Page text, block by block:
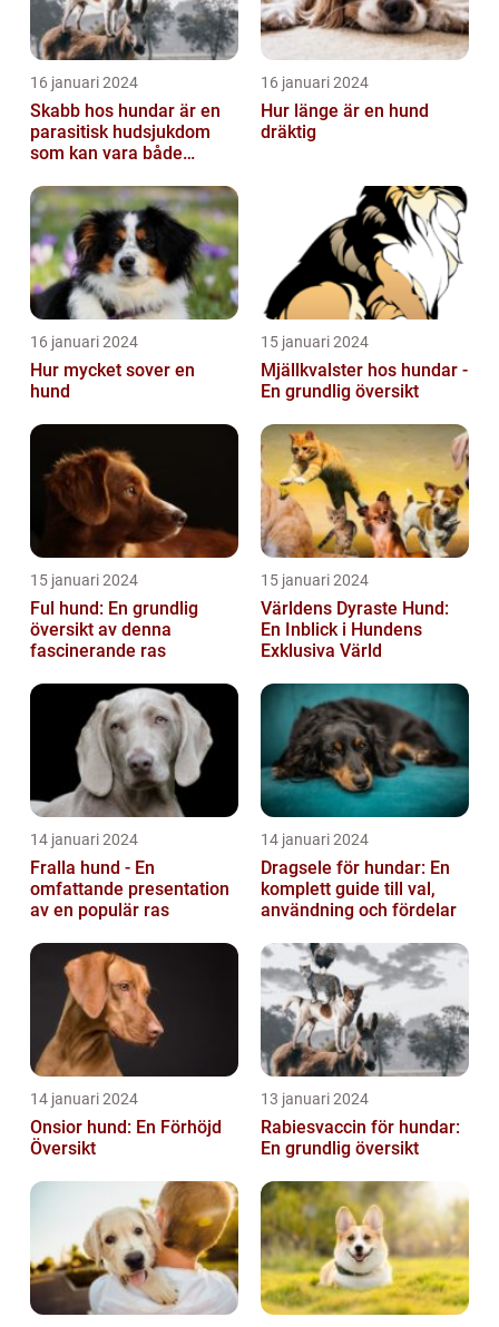
16 januari 2024
Skabb hos hundar är en
parasitisk hudsjukdom
som kan vara både
för våra fy...
16 januari 2024
Hur länge är en hund
dräktig
16 januari 2024
Hur mycket sover en
hund
15 januari 2024
Mjällkvalster hos hundar -
En grundlig översikt
15 januari 2024
Ful hund: En grundlig
översikt av denna
fascinerande ras
15 januari 2024
Världens Dyraste Hund:
En Inblick i Hundens
Exklusiva Värld
14 januari 2024
Fralla hund - En
omfattande presentation
av en populär ras
14 januari 2024
Dragsele för hundar: En
komplett guide till val,
användning och fördelar
14 januari 2024
Onsior hund: En Förhöjd
Översikt
13 januari 2024
Rabiesvaccin för hundar:
En grundlig översikt